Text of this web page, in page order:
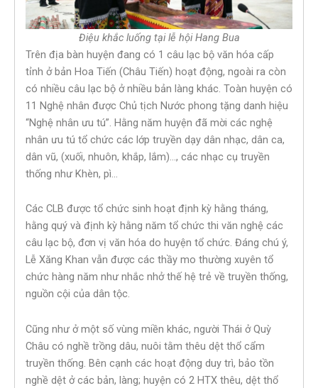
Điệu khắc luống tại lễ hội Hang Bua
Trên địa bàn huyện đang có 1 câu lạc bộ văn hóa cấp
tỉnh ở bản Hoa Tiến (Châu Tiến) hoạt động, ngoài ra còn
có nhiều câu lạc bộ ở nhiều bản làng khác. Toàn huyện có
11 Nghệ nhân được Chủ tịch Nước phong tặng danh hiệu
“Nghệ nhân ưu tú”. Hằng năm huyện đã mời các nghệ
nhân ưu tú tổ chức các lớp truyền dạy dân nhạc, dân ca,
dân vũ, (xuối, nhuôn, khắp, lắm)…, các nhạc cụ truyền
thống như Khèn, pì…
Các CLB được tổ chức sinh hoạt định kỳ hằng tháng,
hằng quý và định kỳ hằng năm tổ chức thi văn nghệ các
câu lạc bộ, đơn vị văn hóa do huyện tổ chức. Đáng chú ý,
Lễ Xăng Khan vẫn được các thầy mo thường xuyên tổ
chức hàng năm như nhắc nhở thế hệ trẻ về truyền thống,
nguồn cội của dân tộc.
Cũng như ở một số vùng miền khác, người Thái ở Quỳ
Châu có nghề trồng dâu, nuôi tằm thêu dệt thổ cẩm
truyền thống. Bên cạnh các hoạt động duy trì, bảo tồn
nghề dệt ở các bản, làng; huyện có 2 HTX thêu, dệt thổ